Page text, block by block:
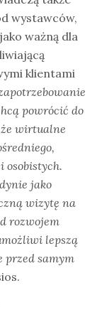
wystawców,
ważną dla
klientami
powrócić do
wirtualne
osobistych.
jako
wizytę na
rozwojem
lepszą
przed samym